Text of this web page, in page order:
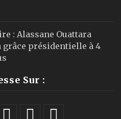
: Alassane Ouattara
grâce présidentielle à 4
Sur :